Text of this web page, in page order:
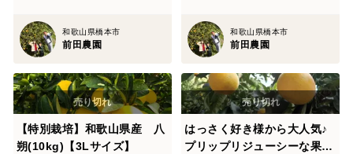
和歌山県橋本市
前田農園
和歌山県橋本市
前田農園
【特別栽培】和歌山県産 八
朔(10kg)【3Lサイズ】
はっさく好き様から大人気♪
プリップリジューシーな果肉